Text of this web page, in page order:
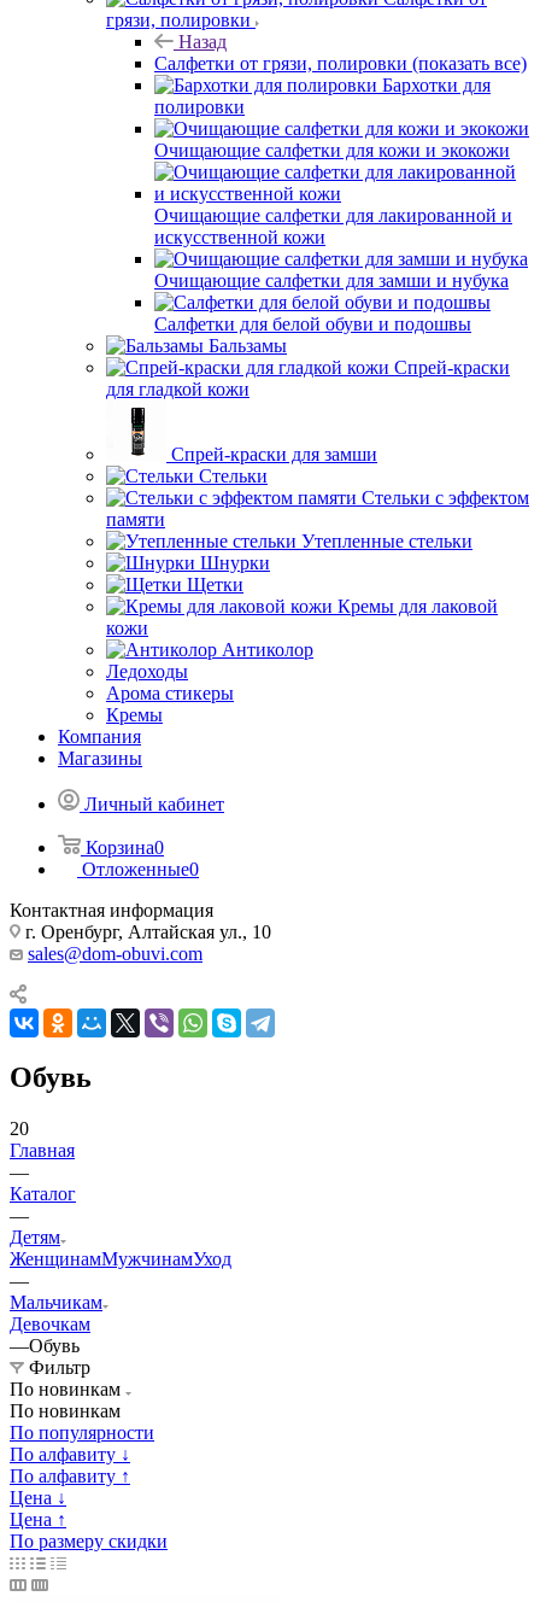
грязи, полировки
Назад
Салфетки от грязи, полировки (показать все)
Бархотки для
полировки
Очищающие салфетки для кожи и экокожи
Очищающие салфетки для лакированной и
искусственной кожи
Очищающие салфетки для замши и нубука
Салфетки для белой обуви и подошвы
Бальзамы
Спрей-краски
для гладкой кожи
Спрей-краски для замши
Стельки
Стельки с эффектом
памяти
Утепленные стельки
Шнурки
Щетки
Кремы для лаковой
кожи
Антиколор
Ледоходы
Арома стикеры
Кремы
Компания
Магазины
Личный кабинет
Корзина0
Отложенные0
Контактная информация
г. Оренбург, Алтайская ул., 10
sales@dom-obuvi.com
Обувь
20
Главная
—
Каталог
—
Детям
ЖенщинамМужчинамУход
—
Мальчикам
Девочкам
—Обувь
Фильтр
По новинкам
По новинкам
По популярности
По алфавиту ↓
По алфавиту ↑
Цена ↓
Цена ↑
По размеру скидки